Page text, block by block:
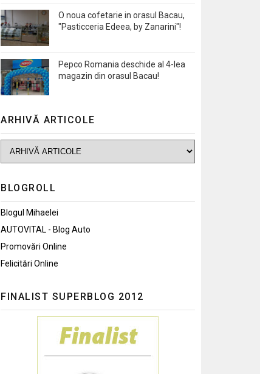
O noua cofetarie in orasul Bacau,
"Pasticceria Edeea, by Zanarini"!
Pepco Romania deschide al 4-lea
magazin din orasul Bacau!
ARHIVĂ ARTICOLE
BLOGROLL
Blogul Mihaelei
AUTOVITAL - Blog Auto
Promovări Online
Felicitări Online
FINALIST SUPERBLOG 2012